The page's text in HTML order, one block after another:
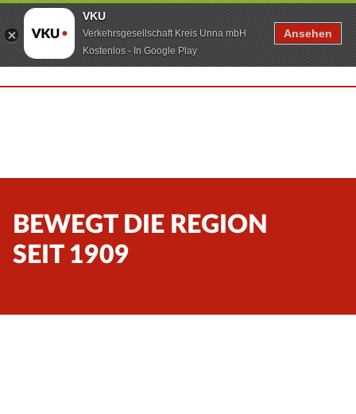
BEWEGT DIE REGION
SEIT 1909
VKU
Verkehrsgesellschaft Kreis Unna mbH
Kostenlos - In Google Play
Ansehen